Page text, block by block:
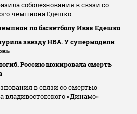
соболезнования в связи со
чемпиона Едешко
по баскетболу Иван Едешко
звезду НБА. У супермодели
Россию шокировала смерть
в связи со смертью
владивостокского «Динамо»